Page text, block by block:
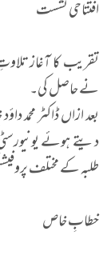
افتتاحی نشست
تقریب کا آغاز
نے حاصل کی۔
بعد ازاں ڈاکٹر
دیتے ہوئے
طلبہ کے مختلف
خطابِ خاص